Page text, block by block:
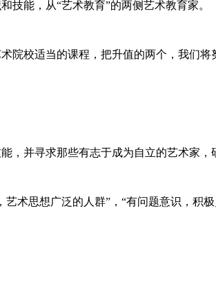
技能，从“艺术教育”的两侧艺术教育家。
院校适当的课程，把升值的两个，我们
，并寻求那些有志于成为自立的艺术家
术思想广泛的人群”，“有问题意识，积